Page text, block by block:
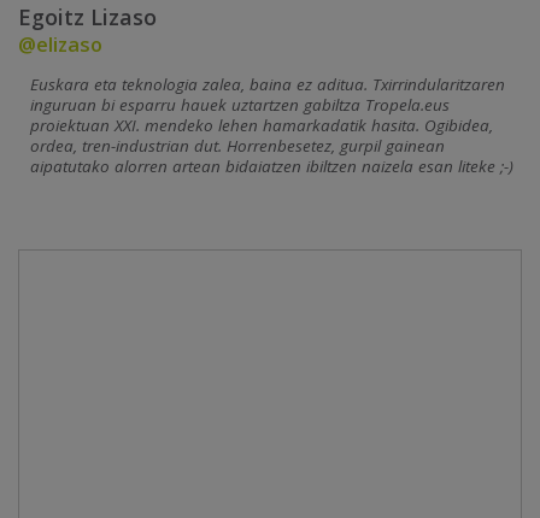
Egoitz Lizaso
@elizaso
Euskara eta teknologia zalea, baina ez aditua. Txirrindularitzaren
inguruan bi esparru hauek uztartzen gabiltza Tropela.eus
proiektuan XXI. mendeko lehen hamarkadatik hasita. Ogibidea,
ordea, tren-industrian dut. Horrenbesetez, gurpil gainean
aipatutako alorren artean bidaiatzen ibiltzen naizela esan liteke ;-)